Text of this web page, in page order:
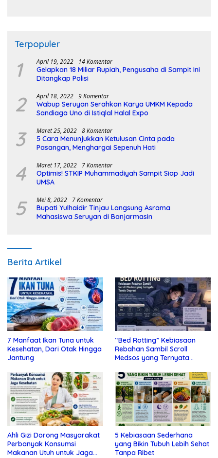
Terpopuler
1 April 19, 2022 14 Komentar
Gelapkan 18 Miliar Rupiah, Pengusaha di Sampit Ini
Ditangkap Polisi
2 April 18, 2022 9 Komentar
Wabup Seruyan Serahkan Karya UMKM Kepada
Sandiaga Uno di Istiqlal Halal Expo
3 Maret 25, 2022 8 Komentar
5 Cara Menunjukkan Ketulusan Cinta pada
Pasangan, Menghargai Sepenuh Hati
4 Maret 17, 2022 7 Komentar
Optimis! STKIP Muhammadiyah Sampit Siap Jadi
UMSA
5 Mei 8, 2022 7 Komentar
Bupati Yulhaidir Tinjau Langsung Asrama
Mahasiswa Seruyan di Banjarmasin
Berita Artikel
7 Manfaat Ikan Tuna untuk
Kesehatan, Dari Otak Hingga
Jantung
“Bed Rotting” Kebiasaan
Rebahan Sambil Scroll
Medsos yang Ternyata
Ahli Gizi Dorong Masyarakat
Perbanyak Konsumsi
Makanan Utuh untuk Jaga
5 Kebiasaan Sederhana
yang Bikin Tubuh Lebih Sehat
Tanpa Ribet